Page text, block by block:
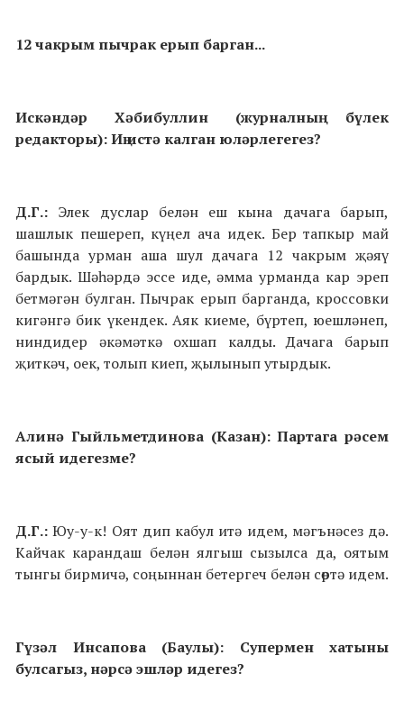
12 чакрым пычрак ерып барган...
Искәндәр Хәбибуллин (журналның бүлек
редакторы): Иң истә калган юләрлегегез?
Д.Г.: Элек дуслар белән еш кына дачага барып,
шашлык пешереп, күңел ача идек. Бер тапкыр май
башында урман аша шул дачага 12 чакрым җәяү
бардык. Шәһәрдә эссе иде, әмма урманда кар эреп
бетмәгән булган. Пычрак ерып барганда, кроссовки
кигәнгә бик үкендек. Аяк киеме, бүртеп, юешләнеп,
ниндидер әкәмәткә охшап калды. Дачага барып
җиткәч, оек, толып киеп, җылынып утырдык.
Алинә Гыйльметдинова (Казан): Партага рәсем
ясый идегезме?
Д.Г.: Юу-у-к! Оят дип кабул итә идем, мәгънәсез дә.
Кайчак карандаш белән ялгыш сызылса да, оятым
тынгы бирмичә, соңыннан бетергеч белән сөртә идем.
Гүзәл Инсапова (Баулы): Супермен хатыны
булсагыз, нәрсә эшләр идегез?